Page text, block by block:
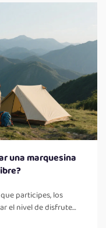
una marquesina
participes, los
el nivel de disfrute